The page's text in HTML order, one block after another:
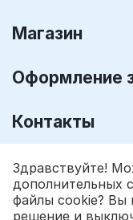
Магазин
Оформление
Контакты
© 2008 - 2026
базеCS-Cart -
Здравствуйте!
дополнительных
файлы cookie? Вы
решение и